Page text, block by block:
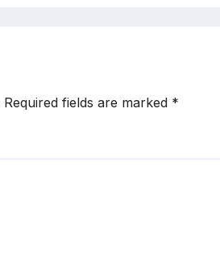
Required fields are marked *